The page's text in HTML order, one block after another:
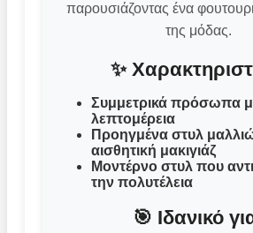
παρουσιάζοντας ένα
της μόδας.
✨
Συμμετρικά πρόσωπα
λεπτομέρεια
Προηγμένα στυλ
αισθητική μακιγιάζ
Μοντέρνο στυλ που
την πολυτέλεια
🎯 Ιδανικό